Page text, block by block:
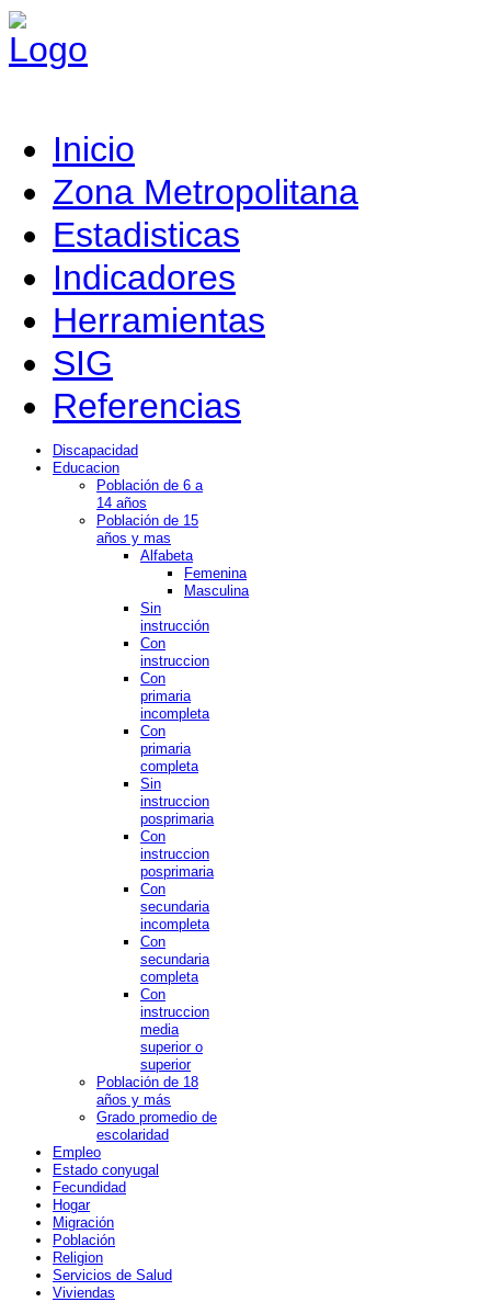
Inicio
Zona Metropolitana
Estadisticas
Indicadores
Herramientas
SIG
Referencias
Discapacidad
Educacion
Población de 6 a
14 años
Población de 15
años y mas
Alfabeta
Femenina
Masculina
Sin
instrucción
Con
instruccion
Con
primaria
incompleta
Con
primaria
completa
Sin
instruccion
posprimaria
Con
instruccion
posprimaria
Con
secundaria
incompleta
Con
secundaria
completa
Con
instruccion
media
superior o
superior
Población de 18
años y más
Grado promedio de
escolaridad
Empleo
Estado conyugal
Fecundidad
Hogar
Migración
Población
Religion
Servicios de Salud
Viviendas